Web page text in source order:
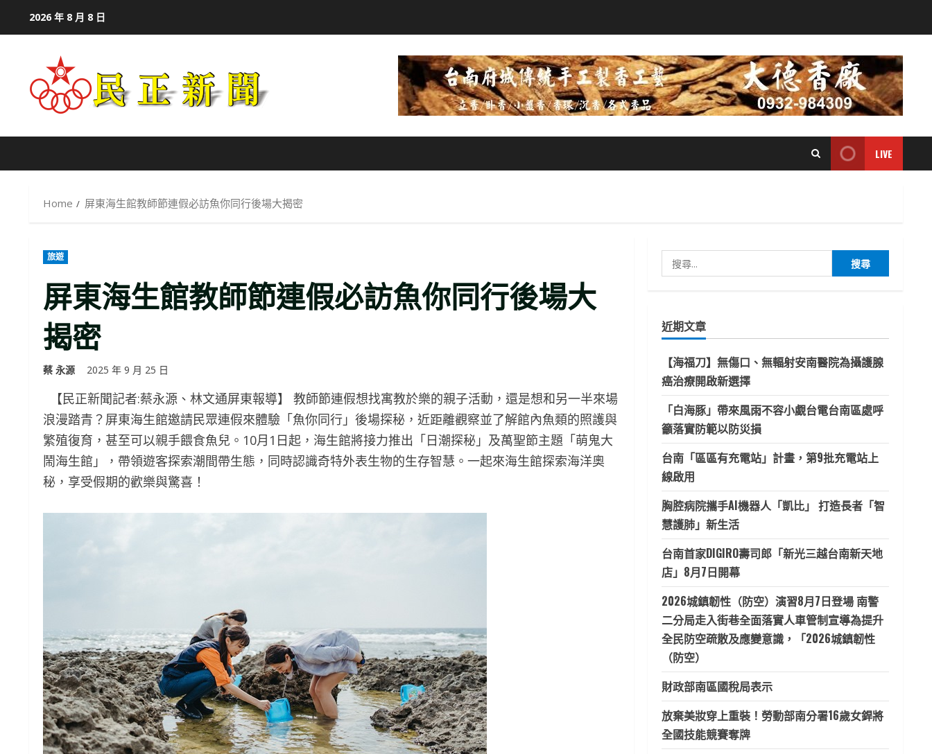
2026 年 8 月 8 日
LIVE
Home 屏東海生館教師節連假必訪魚你同行後場大揭密
旅遊
屏東海生館教師節連假必訪魚你同行後場大
揭密
蔡 永源 2025 年 9 月 25 日
【民正新聞記者:蔡永源、林文通屏東報導】 教師節連假想找寓教於樂的親子活動，還是想和另一半來場
浪漫踏青？屏東海生館邀請民眾連假來體驗「魚你同行」後場探秘，近距離觀察並了解館內魚類的照護與
繁殖復育，甚至可以親手餵食魚兒。10月1日起，海生館將接力推出「日潮探秘」及萬聖節主題「萌鬼大
鬧海生館」，帶領遊客探索潮間帶生態，同時認識奇特外表生物的生存智慧。一起來海生館探索海洋奧
秘，享受假期的歡樂與驚喜！
尋
字:
近期文章
【海福刀】無傷口、無輻射安南醫院為攝護腺
癌治療開啟新選擇
「白海豚」帶來風雨不容小覷台電台南區處呼
籲落實防範以防災損
台南「區區有充電站」計畫，第9批充電站上
線啟用
胸腔病院攜手AI機器人「凱比」 打造長者「智
慧護肺」新生活
台南首家DIGIRO壽司郎「新光三越台南新天地
店」8月7日開幕
2026城鎮韌性（防空）演習8月7日登場 南警
二分局走入街巷全面落實人車管制宣導為提升
全民防空疏散及應變意識，「2026城鎮韌性
（防空）
財政部南區國稅局表示
放棄美妝穿上重裝！勞動部南分署16歲女銲將
全國技能競賽奪牌